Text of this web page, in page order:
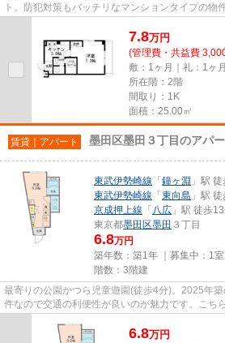
ト。防犯対策もバッチリなマンションタイプの物
7.8万円
(管理費・共益費
敷：1ヶ月｜礼：1ヶ月
所在階：2階
間取り：1K
面積：25.00㎡
賃貸｜アパート 墨田区墨田３丁目のアパー
東武伊勢崎線 「 鐘ヶ淵 」駅
東武伊勢崎線 「 東向島 」駅
京成押上線 「 八広 」駅 徒歩
東京都墨田区墨田 ３丁目
6.8万円
築年数：築1年 ｜募集中： 1室
階数：3階建
最寄りの公園かつら児童遊園(徒歩4分)。2025年
件なので交通の利便性が良いのが魅力です。こち
6.8万円